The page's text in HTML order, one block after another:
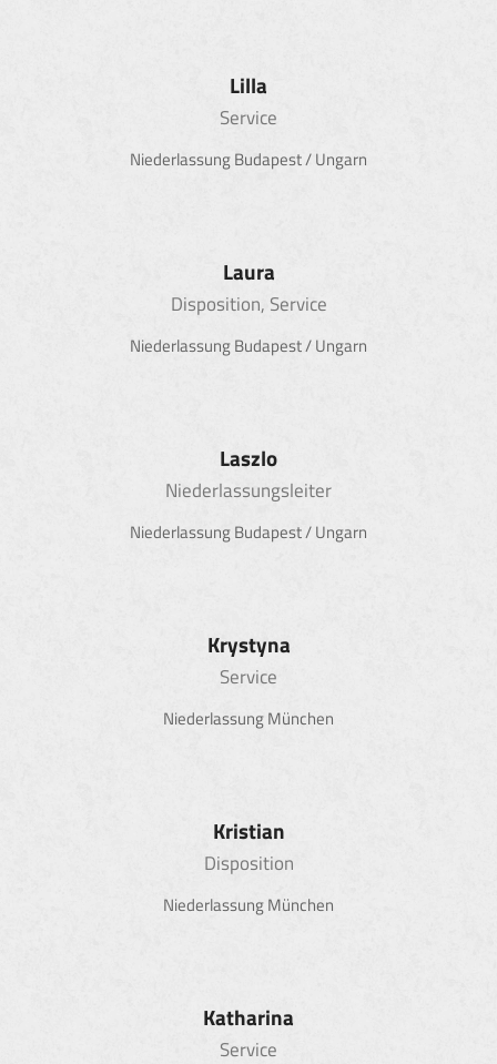
Lilla
Service
Niederlassung Budapest / Ungarn
Laura
Disposition, Service
Niederlassung Budapest / Ungarn
Laszlo
Niederlassungsleiter
Niederlassung Budapest / Ungarn
Krystyna
Service
Niederlassung München
Kristian
Disposition
Niederlassung München
Katharina
Service